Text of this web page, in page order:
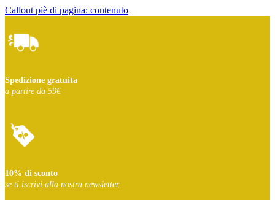
Callout piè di pagina: contenuto
Spedizione gratuita
a partire da 59€
10% di sconto
se ti iscrivi alla nostra newsletter.